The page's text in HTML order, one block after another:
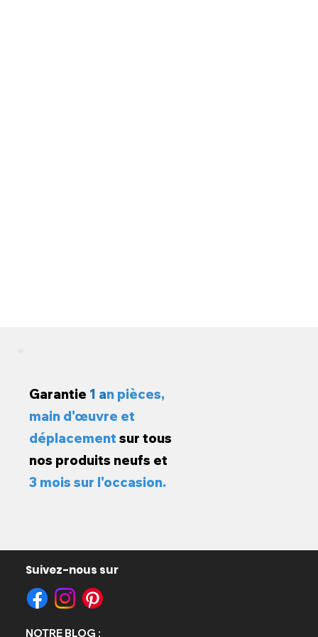
Garantie 1 an pièces,
main d'œuvre et
déplacement sur tous
nos produits neufs et
3 mois sur l'occasion.
Suivez-nous sur
NOTRE BLOG :